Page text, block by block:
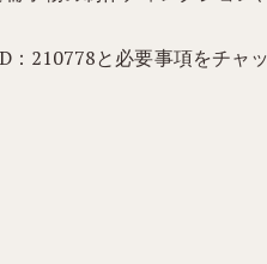
210778と必要事項をチャ